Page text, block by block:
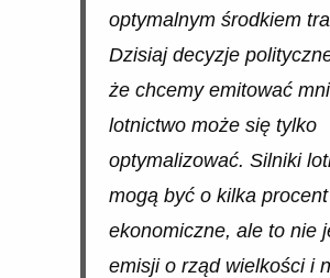
optymalnym środkiem
Dzisiaj decyzje
że chcemy emitować
lotnictwo może się tylko
optymalizować. Silniki
mogą być o kilka
ekonomiczne, ale to nie
emisji o rząd wielkości i